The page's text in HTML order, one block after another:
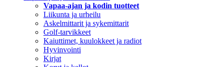
Vapaa-ajan ja kodin tuotteet
Liikunta ja urheilu
Askelmittarit ja sykemittarit
Golf-tarvikkeet
Kaiuttimet, kuulokkeet ja radiot
Hyvinvointi
Kirjat